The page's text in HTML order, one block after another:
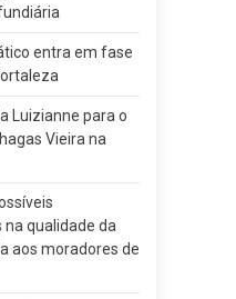
entra em fase
Luizianne para o
Vieira na
qualidade da
aos moradores de